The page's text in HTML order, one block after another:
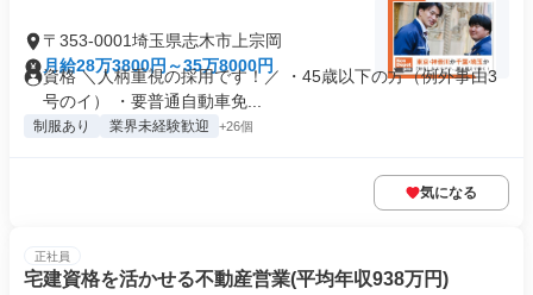
〒353-0001埼玉県志木市上宗岡
月給28万3800円～35万8000円
資格 ＼人柄重視の採用です！／ ・45歳以下の方（例外事由3
号のイ） ・要普通自動車免...
制服あり 業界未経験歓迎 +26個
気になる
正社員
宅建資格を活かせる不動産営業(平均年収938万円)